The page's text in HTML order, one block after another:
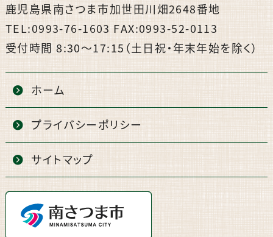
鹿児島県南さつま市加世田川畑2648番地
TEL:0993-76-1603 FAX:0993-52-0113
受付時間 8:30〜17:15（土日祝・年末年始を除く）
ホーム
プライバシーポリシー
サイトマップ